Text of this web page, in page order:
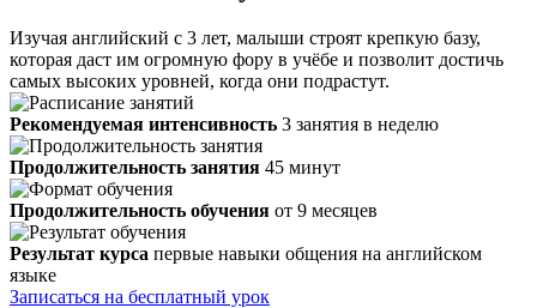
Изучая английский с 3 лет, малыши строят крепкую базу,
которая даст им огромную фору в учёбе и позволит достичь
самых высоких уровней, когда они подрастут.
Рекомендуемая интенсивность 3 занятия в неделю
Продолжительность занятия 45 минут
Продолжительность обучения от 9 месяцев
Результат курса первые навыки общения на английском
языке
Записаться на бесплатный урок